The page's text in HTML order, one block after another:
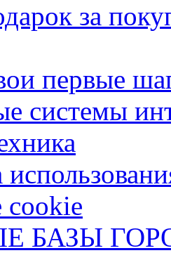
за
первые
системы
cookie
БАЗЫ